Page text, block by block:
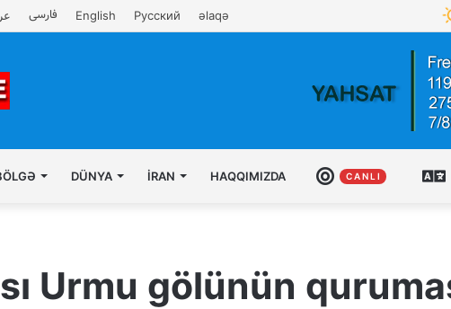
فارسی English Русский əlaqə
DÜNYA İRAN HAQQIMIZDA CANLI
C A N L I
Urmu gölünün